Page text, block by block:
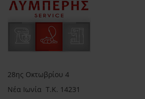
28ης Οκτωβρίου 4
Νέα Ιωνία Τ.Κ. 14231